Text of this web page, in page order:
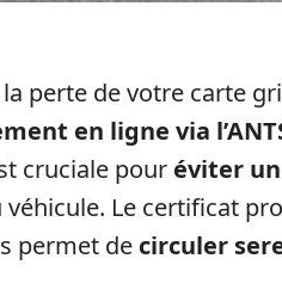
la perte de votre carte
en ligne via
cruciale pour éviter
véhicule. Le certificat
permet de circuler